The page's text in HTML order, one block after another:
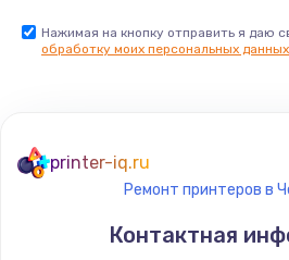
Нажимая на кнопку отправить я даю
обработку моих персональных
printer-iq.ru
Ремонт принтеров в
Контактная